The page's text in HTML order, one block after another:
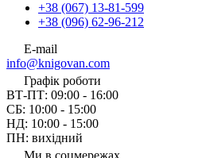
+38 (067) 13-81-599
+38 (096) 62-96-212
E-mail
info@knigovan.com
Графік роботи
ВТ-ПТ: 09:00 - 16:00
СБ: 10:00 - 15:00
НД: 10:00 - 15:00
ПН: вихідний
Ми в соцмережах